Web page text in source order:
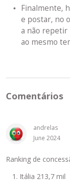
Finalmente,
e postar, no
a não repetir
ao mesmo
Comentários
andrelas
June 2024
Ranking de
Itália 213,7 mil